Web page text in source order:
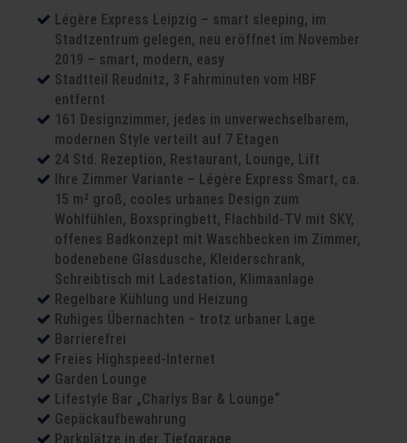
Légère Express Leipzig – smart sleeping, im
Stadtzentrum gelegen, neu eröffnet im November
2019 – smart, modern, easy
Stadtteil Reudnitz, 3 Fahrminuten vom HBF
entfernt
161 Designzimmer, jedes in unverwechselbarem,
modernen Style verteilt auf 7 Etagen
24 Std. Rezeption, Restaurant, Lounge, Lift
Ihre Zimmer Variante – Légère Express Smart, ca.
15 m² groß, cooles urbanes Design zum
Wohlfühlen, Boxspringbett, Flachbild-TV mit SKY,
offenes Badkonzept mit Waschbecken im Zimmer,
bodenebene Glasdusche, Kleiderschrank,
Schreibtisch mit Ladestation, Klimaanlage
Regelbare Kühlung und Heizung
Ruhiges Übernachten − trotz urbaner Lage
Barrierefrei
Freies Highspeed-Internet
Garden Lounge
Lifestyle Bar „Charlys Bar & Lounge“
Gepäckaufbewahrung
Parkplätze in der Tiefgarage